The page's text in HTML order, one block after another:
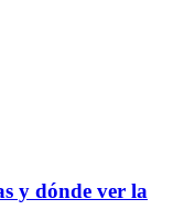
y dónde ver la